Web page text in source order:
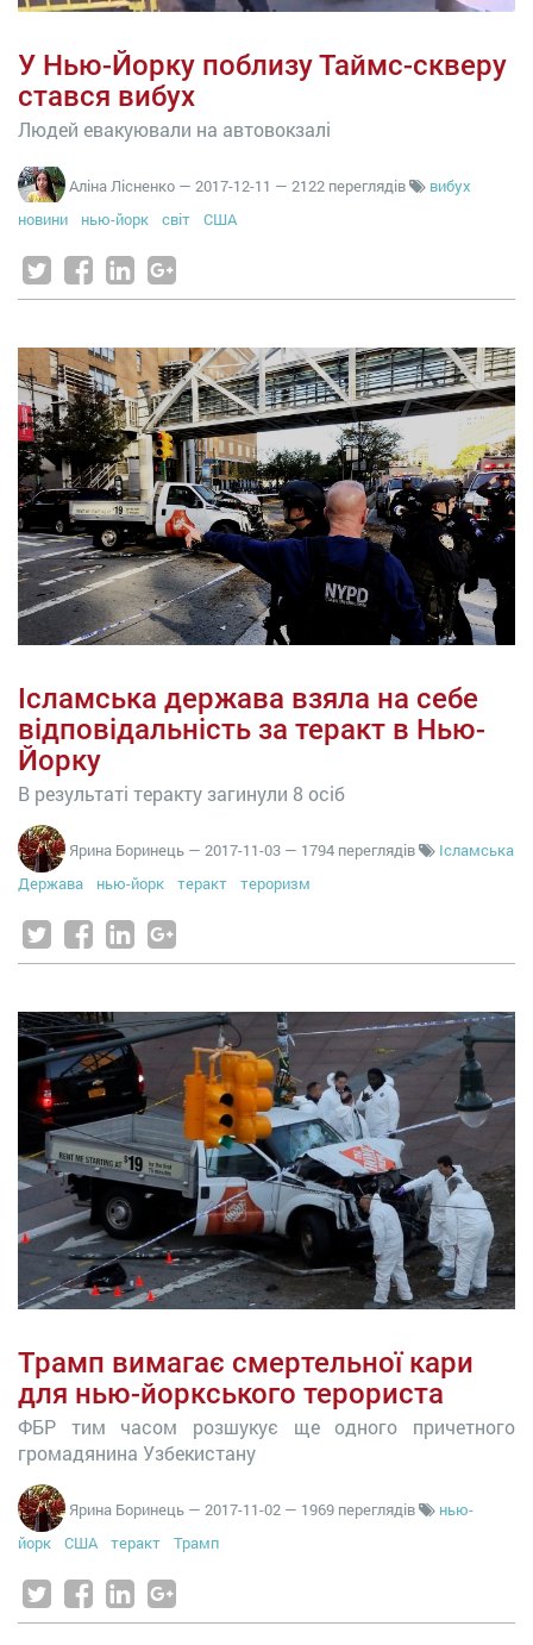
У Нью-Йорку поблизу Таймс-скверу
стався вибух
Людей евакуювали на автовокзалі
Аліна Лісненко — 2017-12-11 — 2122 переглядів
вибух
новини
нью-йорк світ США
Ісламська держава взяла на себе
відповідальність за теракт в Нью-
Йорку
В результаті теракту загинули 8 осіб
Ярина Боринець — 2017-11-03 — 1794 переглядів
Ісламська
Держава
нью-йорк теракт тероризм
Трамп вимагає смертельної кари
для нью-йоркського терориста
ФБР тим часом розшукує ще одного причетного
громадянина Узбекистану
Ярина Боринець — 2017-11-02 — 1969 переглядів
нью-
йорк
США теракт Трамп